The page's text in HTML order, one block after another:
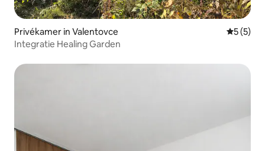
Privékamer in Valentovce
5 (5)
Integratie Healing Garden